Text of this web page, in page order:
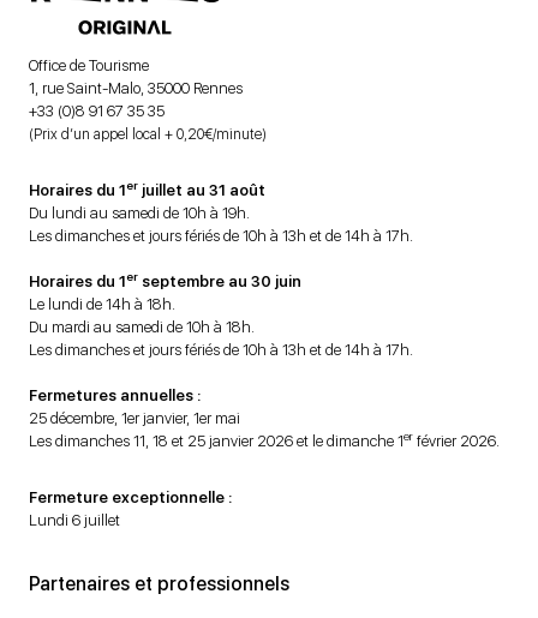
Office de Tourisme
1, rue Saint-Malo, 35000 Rennes
+33 (0)8 91 67 35 35
(Prix d’un appel local + 0,20€/minute)
Horaires du 1er juillet au 31 août
Du lundi au samedi de 10h à 19h.
Les dimanches et jours fériés de 10h à 13h et de 14h à 17h.
Horaires du 1er septembre au 30 juin
Le lundi de 14h à 18h.
Du mardi au samedi de 10h à 18h.
Les dimanches et jours fériés de 10h à 13h et de 14h à 17h.
Fermetures annuelles :
25 décembre, 1er janvier, 1er mai
Les dimanches 11, 18 et 25 janvier 2026 et le dimanche 1er février 2026.
Fermeture exceptionnelle :
Lundi 6 juillet
Partenaires et professionnels